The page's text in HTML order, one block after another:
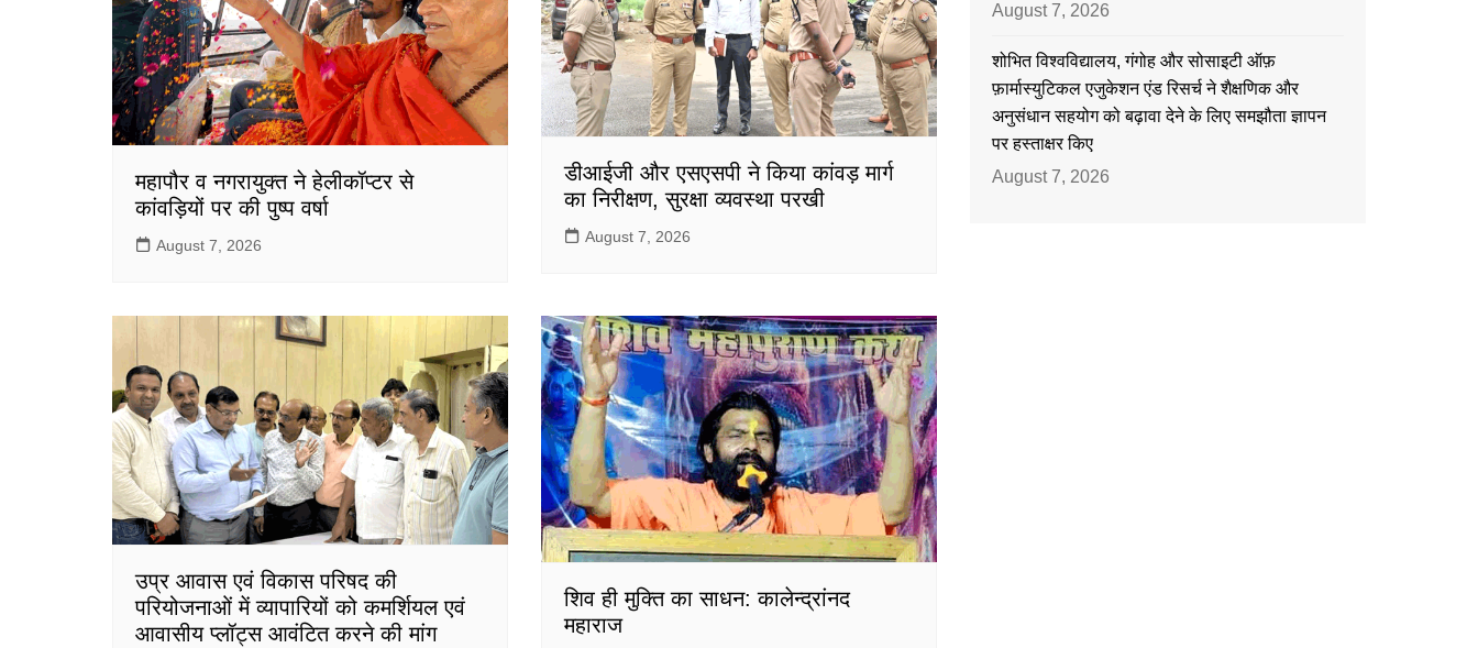
k
महापौर व नगरायुक्त ने हेलीकॉप्टर से
कांवड़ियों पर की पुष्प वर्षा
August 7, 2026
डीआईजी और एसएसपी ने किया कांवड़ मार्ग
का निरीक्षण, सुरक्षा व्यवस्था परखी
August 7, 2026
उप्र आवास एवं विकास परिषद की
परियोजनाओं में व्यापारियों को कमर्शियल एवं
आवासीय प्लॉट्स आवंटित करने की मांग
शिव ही मुक्ति का साधन: कालेन्द्रांनद
महाराज
August 7, 2026
शोभित विश्वविद्यालय, गंगोह और सोसाइटी ऑफ़
फ़ार्मास्युटिकल एजुकेशन एंड रिसर्च ने शैक्षणिक और
अनुसंधान सहयोग को बढ़ावा देने के लिए समझौता ज्ञापन
पर हस्ताक्षर किए
August 7, 2026